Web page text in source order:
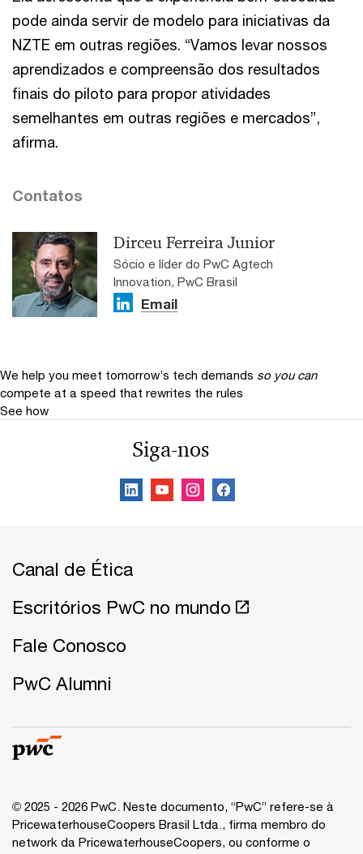
pode ainda servir de modelo para iniciativas da
NZTE em outras regiões. “Vamos levar nossos
aprendizados e compreensão dos resultados
finais do piloto para propor atividades
semelhantes em outras regiões e mercados”,
afirma.
Contatos
Dirceu Ferreira Junior
Sócio e líder do PwC Agtech
Innovation, PwC Brasil
Email
We help you meet tomorrow’s tech demands so you can
compete at a speed that rewrites the rules
See how
Siga-nos
Canal de Ética
Escritórios PwC no mundo
Fale Conosco
PwC Alumni
© 2025 - 2026 PwC. Neste documento, “PwC” refere-se à
PricewaterhouseCoopers Brasil Ltda., firma membro do
network da PricewaterhouseCoopers, ou conforme o